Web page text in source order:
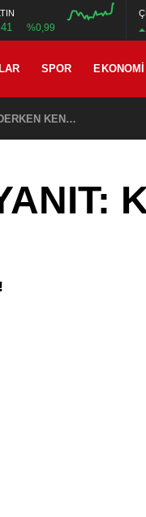
%0,99
SPOR EKONOMI